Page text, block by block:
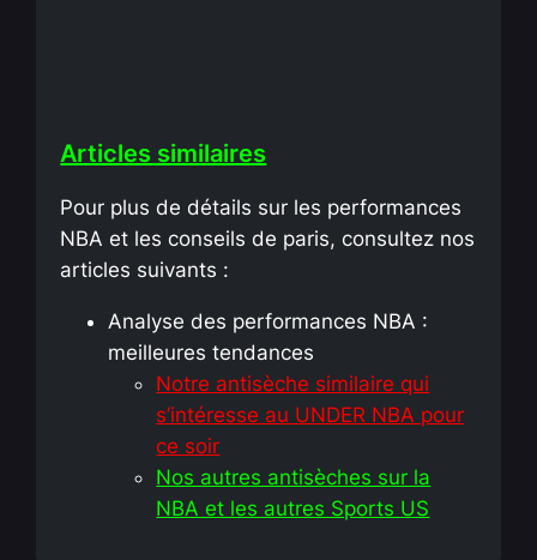
Articles similaires
Pour plus de détails sur les performances
NBA et les conseils de paris, consultez nos
articles suivants :
Analyse des performances NBA :
meilleures tendances
Notre antisèche similaire qui
s’intéresse au UNDER NBA pour
ce soir
Nos autres antisèches sur la
NBA et les autres Sports US